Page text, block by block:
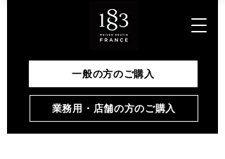
一般の方のご購入
業務用・店舗の方のご購入